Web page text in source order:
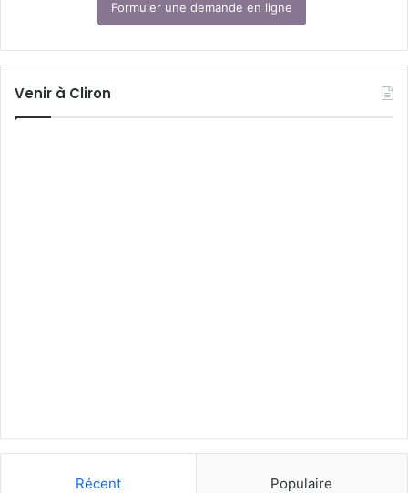
Formuler une demande en ligne
Venir à Cliron
Récent Populaire